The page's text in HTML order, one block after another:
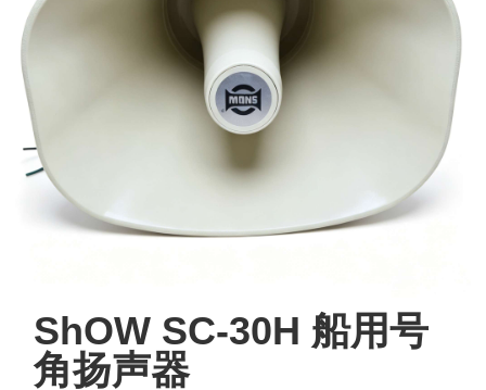
ShOW SC-30H 船用号
角扬声器